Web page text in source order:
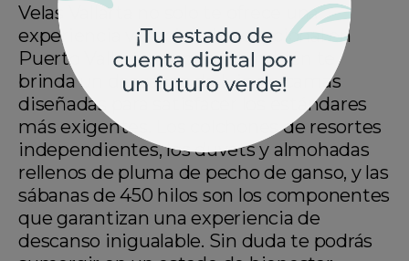
Velas Vallarta no solo te ofrece una
experiencia vacacional excepcional en
Puerto Vallarta, sino que también te
brinda un descanso de lujo en camas
diseñadas para satisfacer los estándares
más exigentes. Los colchones de resortes
independientes, los duvets y almohadas
rellenos de pluma de pecho de ganso, y las
sábanas de 450 hilos son los componentes
que garantizan una experiencia de
descanso inigualable. Sin duda te podrás